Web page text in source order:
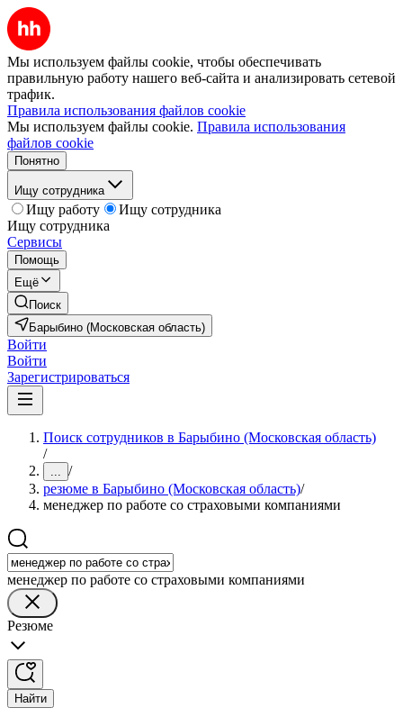
Мы используем файлы cookie, чтобы обеспечивать
правильную работу нашего веб-сайта и анализировать сетевой
трафик.
Правила использования файлов cookie
Мы используем файлы cookie. Правила использования
файлов cookie
Понятно
Ищу сотрудника
Ищу работу
Ищу сотрудника
Ищу сотрудника
Сервисы
Помощь
Ещё
Поиск
Барыбино (Московская область)
Войти
Войти
Зарегистрироваться
Поиск сотрудников в Барыбино (Московская область)
/
... /
резюме в Барыбино (Московская область)/
менеджер по работе со страховыми компаниями
менеджер по работе со страховыми компаниями
Резюме
Найти